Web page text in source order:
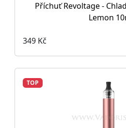
Příchuť Revoltage -
Lemon
349 Kč
TOP